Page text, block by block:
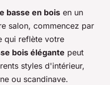
basse en bois en un
salon, commencez par
qui reflète votre
bois élégante peut
styles d'intérieur,
ou scandinave.